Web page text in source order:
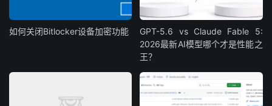
如何关闭Bitlocker设备加密功能
GPT-5.6 vs Claude Fable 5:
2026最新AI模型哪个才是性能之
王？